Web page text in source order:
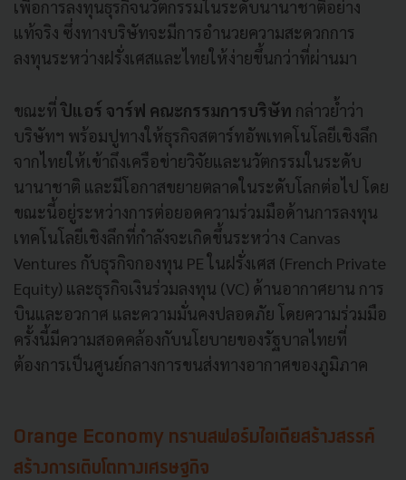
เพื่อการลงทุนธุรกิจนวัตกรรมในระดับนานาชาติอย่าง
แท้จริง ซึ่งทางบริษัทจะมีการอำนวยความสะดวกการ
ลงทุนระหว่างฝรั่งเศสและไทยให้ง่ายขึ้นกว่าที่ผ่านมา
ขณะที่ปิแอร์ จาร์ฟ คณะกรรมการบริษัท กล่าวย้ำว่า
บริษัทฯ พร้อมปูทางให้ธุรกิจสตาร์ทอัพเทคโนโลยีเชิงลึก
จากไทยให้เข้าถึงเครือข่ายวิจัยและนวัตกรรมในระดับ
นานาชาติ และมีโอกาสขยายตลาดในระดับโลกต่อไป โดย
ขณะนี้อยู่ระหว่างการต่อยอดความร่วมมือด้านการลงทุน
เทคโนโลยีเชิงลึกที่กำลังจะเกิดขึ้นระหว่าง Canvas
Ventures กับธุรกิจกองทุน PE ในฝรั่งเศส (French Private
Equity) และธุรกิจเงินร่วมลงทุน (VC) ด้านอากาศยาน การ
บินและอวกาศ และความมั่นคงปลอดภัย โดยความร่วมมือ
ครั้งนี้มีความสอดคล้องกับนโยบายของรัฐบาลไทยที่
ต้องการเป็นศูนย์กลางการขนส่งทางอากาศของภูมิภาค
Orange Economy ทรานสฟอร์มไอเดียสร้างสรรค์
สร้างการเติบโตทางเศรษฐกิจ